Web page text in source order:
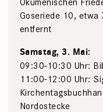
Goseriede 10, etwa
entfernt
Samstag, 3. Mai:
09:30-10:30 Uhr:
11:00-12:00 Uhr:
Nordostecke